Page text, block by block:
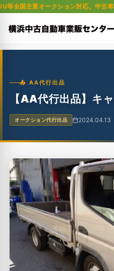
クション対応。中古車を安く買
📤 AA代行出品
【AA代行出品】キ
オークション代行出品 2024.04.13